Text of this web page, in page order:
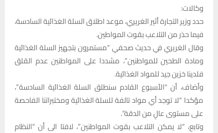
وكالات:
حدد وزير التجارة أثير الغريري، موعد اطلاق السلة الغذائية السادسة،
فيما حذر من التلاعب بقوت المواطين.
وقال الغريري في حديث صحفي “مستمرون بتجهيز السلة الغذائية
ومادة الطحين للمواطنين”، مشددا على المواطنين عدم القلق
فلدينا خزين جيد للمواد الغذائية.
وأضاف، أن “الأسبوع القادم سنطلق السلة الغذائية السادسة”،
مؤكدا “لا توجد أي مواد تالفة للسلة الغذائية ومختبراتنا الفاحصة
على مستوى عالٍ من الدقة”.
وتابع، “لا يمكن التلاعب بقوت المواطنين”، لافتا الى أن “النظام